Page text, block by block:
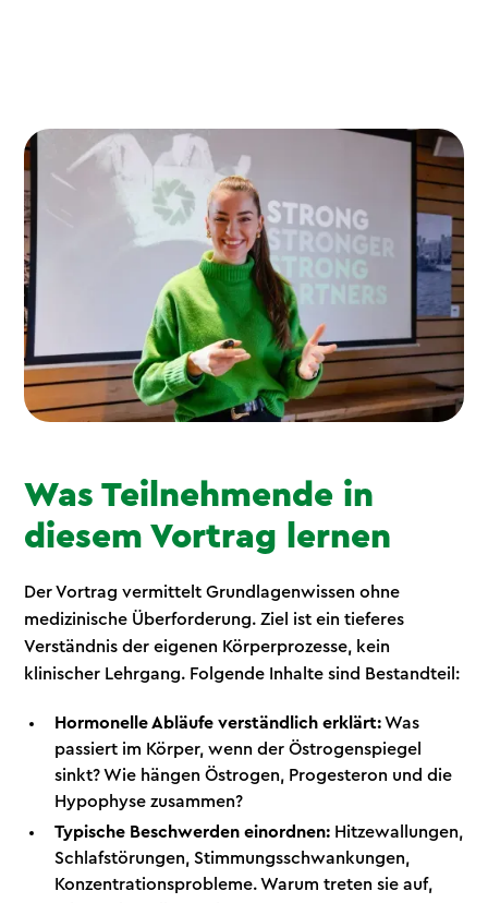
Was Teilnehmende in
diesem Vortrag lernen
Der Vortrag vermittelt Grundlagenwissen ohne
medizinische Überforderung. Ziel ist ein tieferes
Verständnis der eigenen Körperprozesse, kein
klinischer Lehrgang. Folgende Inhalte sind Bestandteil:
Hormonelle Abläufe verständlich erklärt:Was
passiert im Körper, wenn der Östrogenspiegel
sinkt? Wie hängen Östrogen, Progesteron und die
Hypophyse zusammen?
Typische Beschwerden einordnen: Hitzewallungen,
Schlafstörungen, Stimmungsschwankungen,
Konzentrationsprobleme. Warum treten sie auf,